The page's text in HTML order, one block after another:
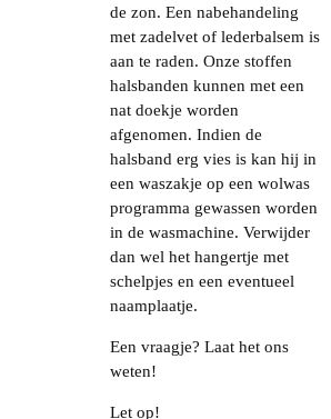
de zon. Een nabehandeling
met zadelvet of lederbalsem is
aan te raden. Onze stoffen
halsbanden kunnen met een
nat doekje worden
afgenomen. Indien de
halsband erg vies is kan hij in
een waszakje op een wolwas
programma gewassen worden
in de wasmachine. Verwijder
dan wel het hangertje met
schelpjes en een eventueel
naamplaatje.
Een vraagje? Laat het ons
weten!
Let op!